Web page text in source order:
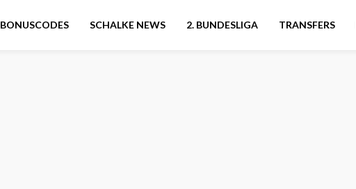
BONUSCODES SCHALKE NEWS 2. BUNDESLIGA TRANSFERS